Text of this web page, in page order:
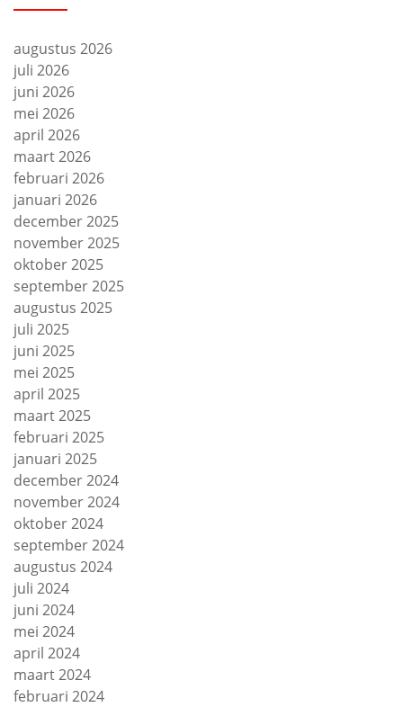
augustus 2026
juli 2026
juni 2026
mei 2026
april 2026
maart 2026
februari 2026
januari 2026
december 2025
november 2025
oktober 2025
september 2025
augustus 2025
juli 2025
juni 2025
mei 2025
april 2025
maart 2025
februari 2025
januari 2025
december 2024
november 2024
oktober 2024
september 2024
augustus 2024
juli 2024
juni 2024
mei 2024
april 2024
maart 2024
februari 2024